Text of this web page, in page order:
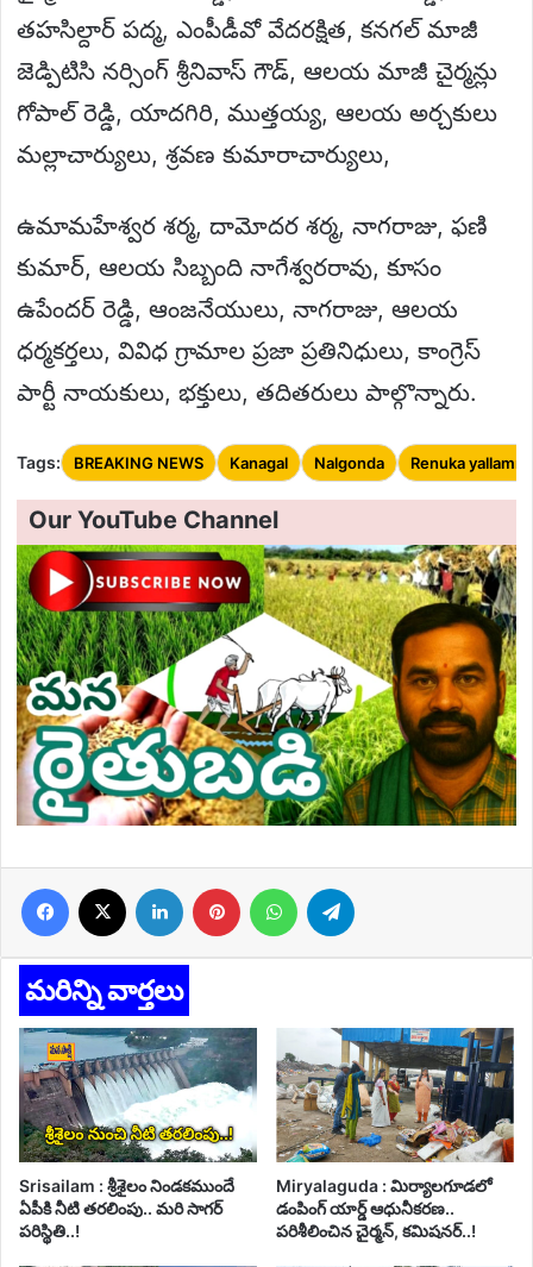
తహసిల్దార్ పద్మ, ఎంపీడీవో వేదరక్షిత, కనగల్ మాజీ
జెడ్పిటిసి నర్సింగ్ శ్రీనివాస్ గౌడ్, ఆలయ మాజీ చైర్మన్లు
గోపాల్ రెడ్డి, యాదగిరి, ముత్తయ్య, ఆలయ అర్చకులు
మల్లాచార్యులు, శ్రవణ కుమారాచార్యులు,
ఉమామహేశ్వర శర్మ, దామోదర శర్మ, నాగరాజు, ఫణి
కుమార్, ఆలయ సిబ్బంది నాగేశ్వరరావు, కూసం
ఉపేందర్ రెడ్డి, ఆంజనేయులు, నాగరాజు, ఆలయ
ధర్మకర్తలు, వివిధ గ్రామాల ప్రజా ప్రతినిధులు, కాంగ్రెస్
పార్టీ నాయకులు, భక్తులు, తదితరులు పాల్గొన్నారు.
Tags: BREAKING NEWS Kanagal Nalgonda Renuka
Our YouTube Channel
Facebook LinkedIn Pinterest WhatsApp
మరిన్ని వార్తలు
Srisailam : శ్రీశైలం నిండకముందే
ఏపీకి నీటి తరలింపు.. మరి సాగర్
పరిస్థితి..!
Miryalaguda : మిర్యాలగూడలో
డంపింగ్ యార్డ్ ఆధునీకరణ..
పరిశీలించిన చైర్మన్, కమిషనర్..!